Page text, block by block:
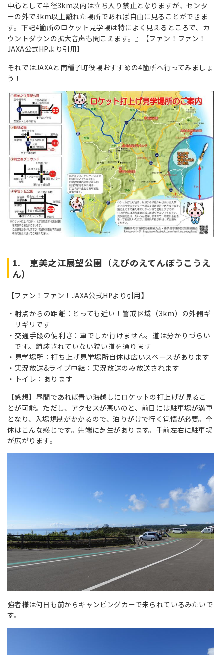
中心として半径3km以内は立ち入り禁止となりますが、センタ
ーの外で3km以上離れた場所であれば自由に見ることができま
す。下記4箇所のロケット見学場は特によく見えるところで、カ
ウントダウンの拡大音声も聞こえます。』
【ファン！ファン！
JAXA公式HPより引用】
それではJAXAと南種子町役場おすすめの4箇所へ行ってみましょ
う！
1. 恵美之江展望公園（えびのえてんぼうこうえ
ん）
【ファン！ファン！JAXA公式HPより引用】
射点からの距離：とっても近い！警戒区域（3km）の外側ギ
リギリです
交通手段の便利さ：車でしか行けません。道は分かりづらい
です。舗装されていない狭い道を通ります
見学場所：打ち上げ見学場所自体は広いスペースがあります
実況放送&ライブ中継：実況放送のみ放送されます
トイレ：あります
【感想】昼間であれば青い海越しにロケットの打上げが見るこ
とが可能。ただし、アクセスが悪いのと、前日には駐車場が満車
となり、入場規制がかかるので、泊りがけで行く覚悟が必要。全
体はこんな感じです。先端に芝生があります。手前左右に駐車場
が広がります。
強者様は何日も前からキャンピングカーで来られているみたいで
す。